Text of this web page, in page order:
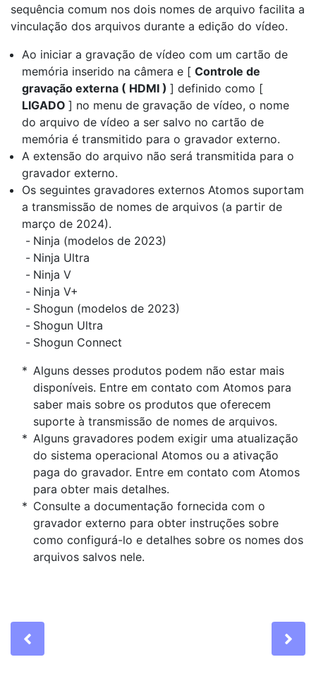
sequência comum nos dois nomes de arquivo facilita a
vinculação dos arquivos durante a edição do vídeo.
Ao iniciar a gravação de vídeo com um cartão de
memória inserido na câmera e [ Controle de
gravação externa ( HDMI ) ] definido como [
LIGADO ] no menu de gravação de vídeo, o nome
do arquivo de vídeo a ser salvo no cartão de
memória é transmitido para o gravador externo.
A extensão do arquivo não será transmitida para o
gravador externo.
Os seguintes gravadores externos Atomos suportam
a transmissão de nomes de arquivos (a partir de
março de 2024).
Ninja (modelos de 2023)
Ninja Ultra
Ninja V
Ninja V+
Shogun (modelos de 2023)
Shogun Ultra
Shogun Connect
Alguns desses produtos podem não estar mais
disponíveis. Entre em contato com Atomos para
saber mais sobre os produtos que oferecem
suporte à transmissão de nomes de arquivos.
Alguns gravadores podem exigir uma atualização
do sistema operacional Atomos ou a ativação
paga do gravador. Entre em contato com Atomos
para obter mais detalhes.
Consulte a documentação fornecida com o
gravador externo para obter instruções sobre
como configurá-lo e detalhes sobre os nomes dos
arquivos salvos nele.